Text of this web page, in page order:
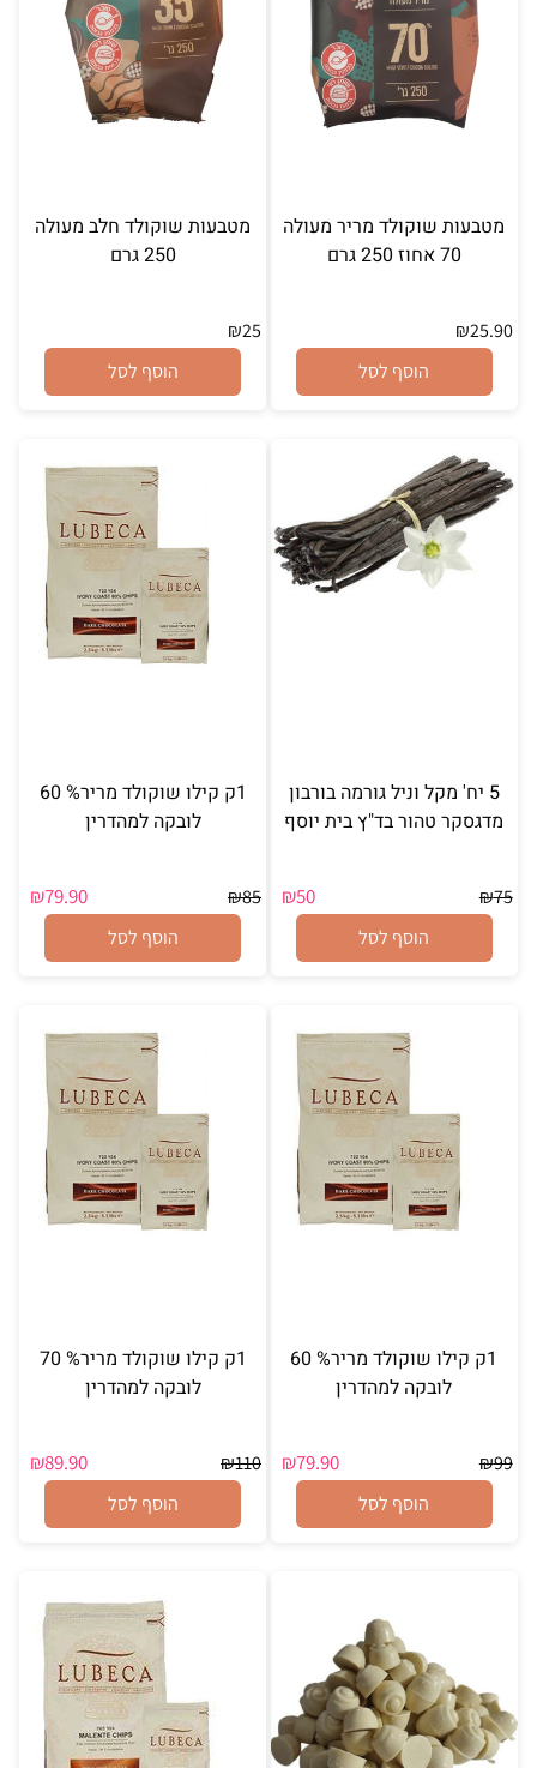
מטבעות שוקולד מריר מעולה
70 אחוז 250 גרם
₪25.90
הוסף לסל
מטבעות שוקולד חלב מעולה
250 גרם
₪25
הוסף לסל
5 יח' מקל וניל גורמה בורבון
מדגסקר טהור בד"ץ בית יוסף
₪75
₪50
הוסף לסל
1ק קילו שוקולד מריר% 60
לובקה למהדרין
₪85
₪79.90
הוסף לסל
1ק קילו שוקולד מריר% 60
לובקה למהדרין
₪99
₪79.90
הוסף לסל
1ק קילו שוקולד מריר% 70
לובקה למהדרין
₪110
₪89.90
הוסף לסל